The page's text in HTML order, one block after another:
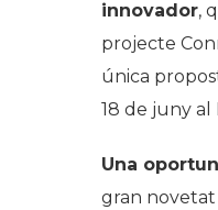
innovador,
projecte
única
18 de juny al
Una
gran novetat